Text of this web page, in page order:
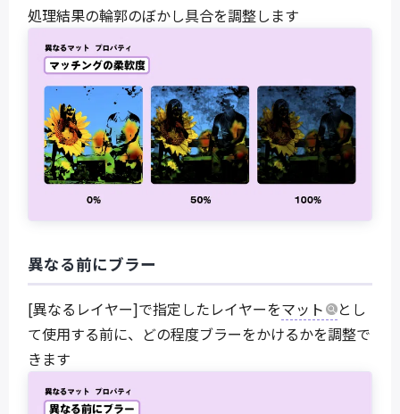
処理結果の輪郭のぼかし具合を調整します
異なる前にブラー
[異なるレイヤー]で指定したレイヤーをマット
とし
て使用する前に、どの程度ブラーをかけるかを調整で
きます